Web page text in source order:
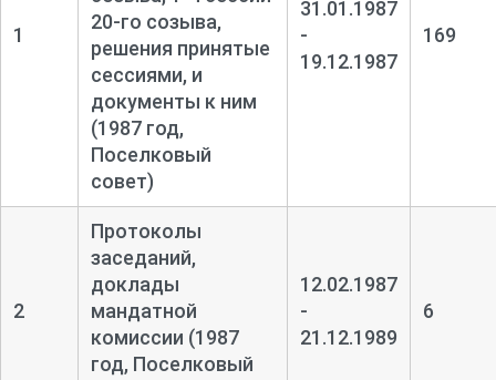
1
20-го созыва,
решения принятые
сессиями, и
документы к ним
(1987 год,
Поселковый
совет)
31.01.1987
-
19.12.1987
169
2
Протоколы
заседаний,
доклады
мандатной
комиссии (1987
год, Поселковый
12.02.1987
-
21.12.1989
6